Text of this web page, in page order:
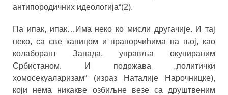
антипородичних идеологија“(2).
Па ипак, ипак…Има неко ко мисли другачије. И тај
неко, са све капицом и прапорчићима на њој, као
колаборант Запада, управља окупираним
Србистаном. И подржава „политички
хомосекуаларизам“ (израз Наталије Нарочницке),
који нема никакве озбиљне везе са друштвеним